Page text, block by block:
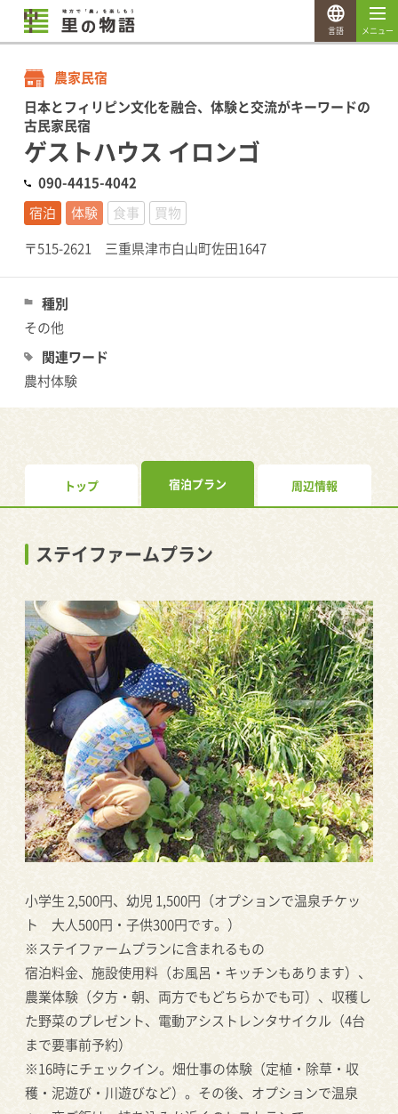
農家民宿
日本とフィリピン文化を融合、体験と交流がキーワードの
古民家民宿
ゲストハウス イロンゴ
090-4415-4042
宿泊
体験 食事
買物
〒515-2621 三重県津市白山町佐田1647
種別
その他
関連ワード
農村体験
トップ 宿泊プラン 周辺情報
ステイファームプラン
小学生 2,500円、幼児 1,500円（オプションで温泉チケッ
ト 大人500円・子供300円です。）
※ステイファームプランに含まれるもの
宿泊料金、施設使用料（お風呂・キッチンもあります）、
農業体験（夕方・朝、両方でもどちらかでも可）、収穫し
た野菜のプレゼント、電動アシストレンタサイクル（4台
まで要事前予約）
※16時にチェックイン。畑仕事の体験（定植・除草・収
穫・泥遊び・川遊びなど）。その後、オプションで温泉
メニュー
言語